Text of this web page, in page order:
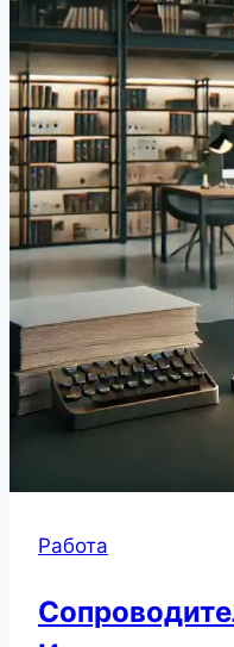
Работа